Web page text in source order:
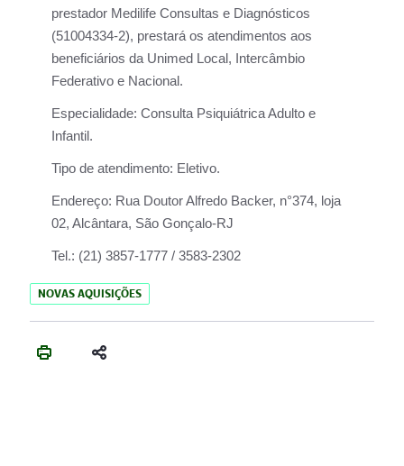
prestador Medilife Consultas e Diagnósticos
(51004334-2), prestará os atendimentos aos
beneficiários da Unimed Local, Intercâmbio
Federativo e Nacional.
Especialidade: Consulta Psiquiátrica Adulto e
Infantil.
Tipo de atendimento: Eletivo.
Endereço: Rua Doutor Alfredo Backer, n°374, loja
02, Alcântara, São Gonçalo-RJ
Tel.: (21) 3857-1777 / 3583-2302
NOVAS AQUISIÇÕES